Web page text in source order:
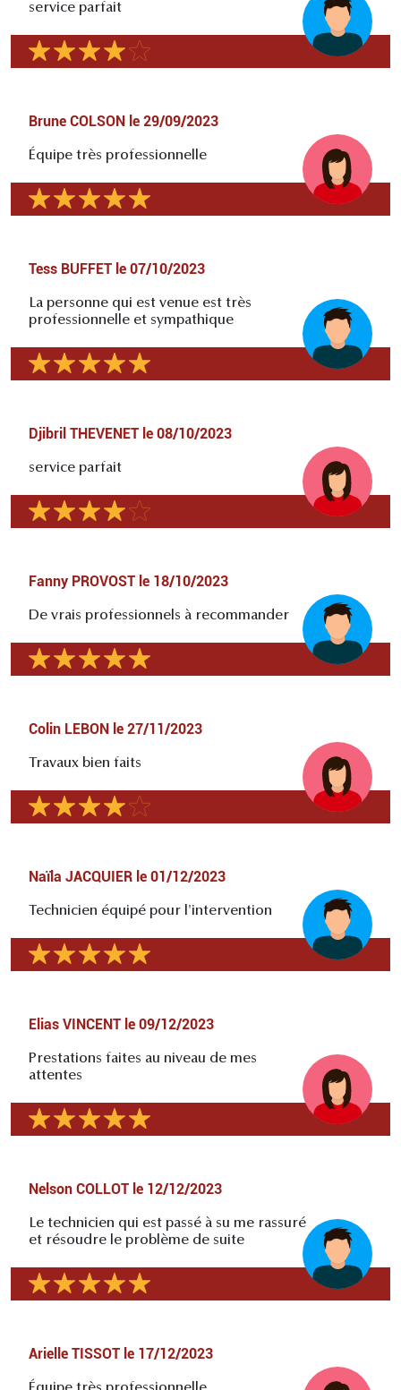
service parfait
Brune COLSON le 29/09/2023
Équipe très professionnelle
Tess BUFFET le 07/10/2023
La personne qui est venue est très
professionnelle et sympathique
Djibril THEVENET le 08/10/2023
service parfait
Fanny PROVOST le 18/10/2023
De vrais professionnels à recommander
Colin LEBON le 27/11/2023
Travaux bien faits
Naïla JACQUIER le 01/12/2023
Technicien équipé pour l'intervention
Elias VINCENT le 09/12/2023
Prestations faites au niveau de mes
attentes
Nelson COLLOT le 12/12/2023
Le technicien qui est passé à su me rassuré
et résoudre le problème de suite
Arielle TISSOT le 17/12/2023